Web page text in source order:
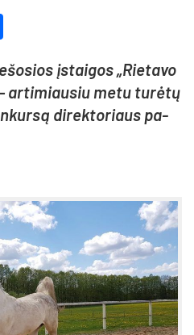
įstai­gos „Rie­ta­vo
ar­ti­miau­siu me­tu tu­rė­tų
di­rek­to­riaus pa­